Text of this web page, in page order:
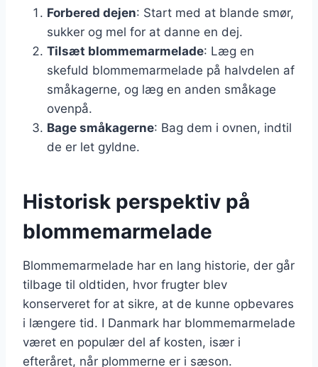
Forbered dejen: Start med at blande smør,
sukker og mel for at danne en dej.
Tilsæt blommemarmelade: Læg en
skefuld blommemarmelade på halvdelen af
småkagerne, og læg en anden småkage
ovenpå.
Bage småkagerne: Bag dem i ovnen, indtil
de er let gyldne.
Historisk perspektiv på
blommemarmelade
Blommemarmelade har en lang historie, der går
tilbage til oldtiden, hvor frugter blev
konserveret for at sikre, at de kunne opbevares
i længere tid. I Danmark har blommemarmelade
været en populær del af kosten, især i
efteråret, når plommerne er i sæson.